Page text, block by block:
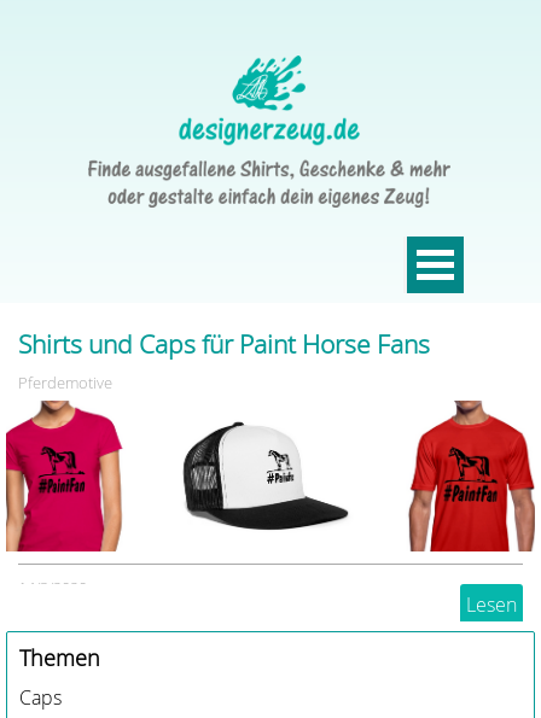
Shirts und Caps für Paint Horse Fans
Pferdemotive
Du liebst Paint Horses? Dann haben wir eine
Menge Reitshirts, Hoodies, Caps und mehr, die dir
gefallen könnten
14/3/2020
Lesen
Themen
Caps